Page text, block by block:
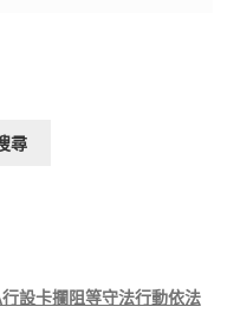
尋
設卡攔阻等守法行動依法